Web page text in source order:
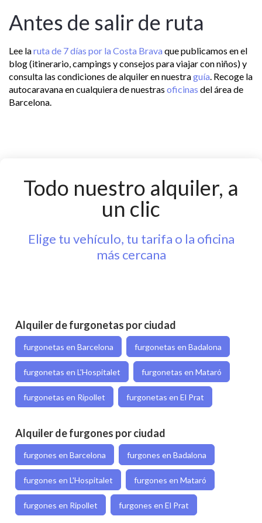
Antes de salir de ruta
Lee laruta de 7 días por la Costa Brava que publicamos en el
blog (itinerario, campings y consejos para viajar con niños) y
consulta las condiciones de alquiler en nuestraguía. Recoge la
autocaravana en cualquiera de nuestras oficinas del área de
Barcelona.
Todo nuestro alquiler, a
un clic
Elige tu vehículo, tu tarifa o la oficina
más cercana
Alquiler de furgonetas por ciudad
furgonetas en Barcelona furgonetas en Badalona
furgonetas en L'Hospitalet furgonetas en Mataró
furgonetas en Ripollet furgonetas en El Prat
Alquiler de furgones por ciudad
furgones en Barcelona furgones en Badalona
furgones en L'Hospitalet furgones en Mataró
furgones en Ripollet furgones en El Prat